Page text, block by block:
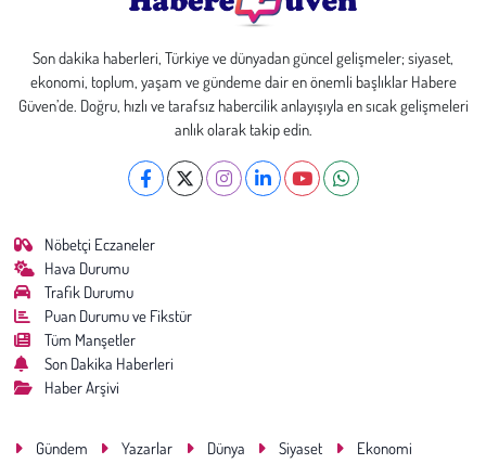
Son dakika haberleri, Türkiye ve dünyadan güncel gelişmeler; siyaset,
ekonomi, toplum, yaşam ve gündeme dair en önemli başlıklar Habere
Güven’de. Doğru, hızlı ve tarafsız habercilik anlayışıyla en sıcak gelişmeleri
anlık olarak takip edin.
Nöbetçi Eczaneler
Hava Durumu
Trafik Durumu
Puan Durumu ve Fikstür
Tüm Manşetler
Son Dakika Haberleri
Haber Arşivi
Gündem Yazarlar Dünya Siyaset
Ekonomi